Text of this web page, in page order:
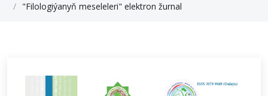
"Filologiýanyň meseleleri" elektron žurnal